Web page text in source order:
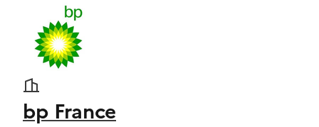
bp France